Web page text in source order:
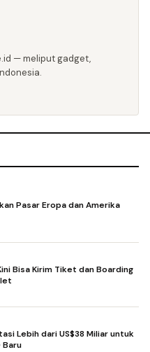
— meliput gadget,
Pasar Eropa dan Amerika
Bisa Kirim Tiket dan Boarding
Lebih dari US$38 Miliar untuk
Baru